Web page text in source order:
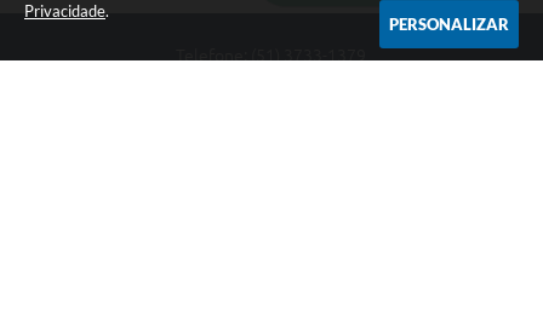
Privacidade.
PERSONALIZAR